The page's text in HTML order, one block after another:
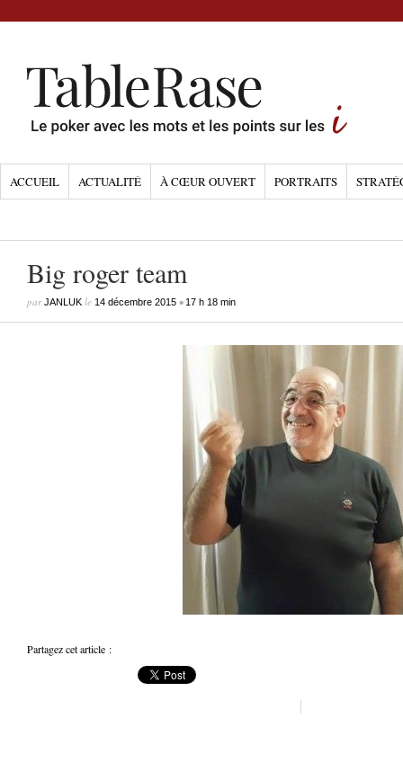
ACCUEIL ACTUALITÉ À CŒUR OUVERT PORTRAITS
Big roger team
parJANLUK le 14 décembre 2015 • 17 h 18 min
Partagez cet article :